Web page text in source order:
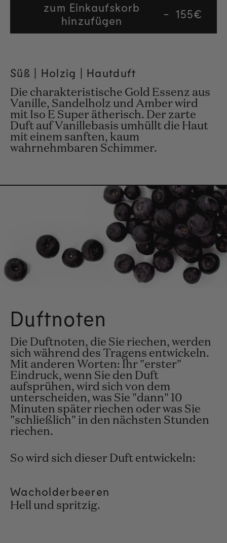
zum Einkaufskorb
hinzufügen
Regular
155€
Süß | Holzig | Hautduft
Die charakteristische Gold Essenz aus
Vanille, Sandelholz und Amber wird
mit Iso E Super ätherisch. Der zarte
Duft auf Vanillebasis umhüllt die Haut
mit einem sanften, kaum
wahrnehmbaren Schimmer.
Duftnoten
Die Duftnoten, die Sie riechen, werden
sich während des Tragens entwickeln.
Mit anderen Worten: Ihr "erster"
Eindruck, wenn Sie den Duft
aufsprühen, wird sich von dem
unterscheiden, was Sie "dann" 10
Minuten später riechen oder was Sie
"schließlich" in den nächsten Stunden
riechen.
So wird sich dieser Duft entwickeln:
Wacholderbeeren
Hell und spritzig.